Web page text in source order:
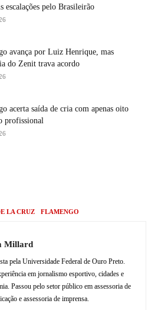
escalações pelo Brasileirão
avança por Luiz Henrique, mas
do Zenit trava acordo
acerta saída de cria com apenas oito
profissional
LA CRUZ FLAMENGO
Millard
pela Universidade Federal de Ouro Preto.
em jornalismo esportivo, cidades e
Passou pelo setor público em assessoria de
e assessoria de imprensa.